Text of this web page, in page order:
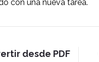
con una nueva tarea.
desde PDF